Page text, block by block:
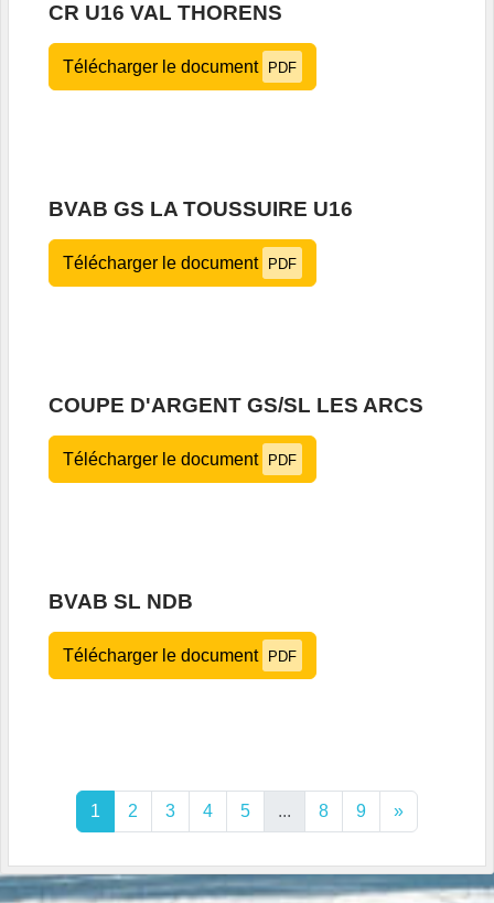
CR U16 VAL THORENS
Télécharger le document PDF
BVAB GS LA TOUSSUIRE U16
Télécharger le document PDF
COUPE D'ARGENT GS/SL LES ARCS
Télécharger le document PDF
BVAB SL NDB
Télécharger le document PDF
1 2 3 4 5 ... 8 9 »